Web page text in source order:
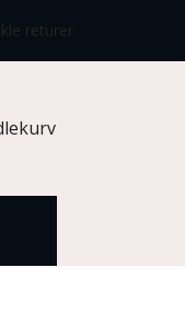
returer